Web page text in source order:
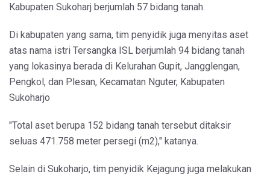
Kabupaten Sukoharj berjumlah 57 bidang tanah.
Di kabupaten yang sama, tim penyidik juga menyitas aset
atas nama istri Tersangka ISL berjumlah 94 bidang tanah
yang lokasinya berada di Kelurahan Gupit, Jangglengan,
Pengkol, dan Plesan, Kecamatan Nguter, Kabupaten
Sukoharjo
"Total aset berupa 152 bidang tanah tersebut ditaksir
seluas 471.758 meter persegi (m2)," katanya.
Selain di Sukoharjo, tim penyidik Kejagung juga melakukan